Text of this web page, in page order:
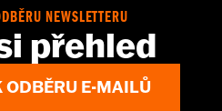
NEWSLETTERU
přehled
ODBĚRU E-MAILŮ